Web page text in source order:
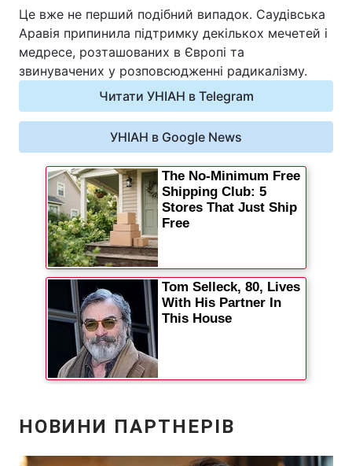
Інтерв'ю Думки
Архів Вакансії
Контакти
ПОСЛУГИ
Реклама на сайті Фотобанк
Моніторинг
Це вже не перший подібний випадок. Саудівська
Аравія припинила підтримку декількох мечетей і
медресе, розташованих в Європі та
звинувачених у розповсюдженні радикалізму.
Читати УНІАН в Telegram
УНІАН в Google News